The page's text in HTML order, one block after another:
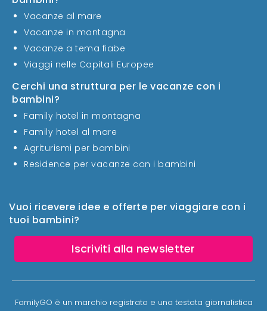
Vuoi ricevere idee e offerte per viaggiare con i
tuoi bambini?
Iscriviti alla newsletter
Vacanze al mare
Vacanze in montagna
Vacanze a tema fiabe
Viaggi nelle Capitali Europee
Cerchi una struttura per le vacanze con i
bambini?
Family hotel in montagna
Family hotel al mare
Agriturismi per bambini
Residence per vacanze con i bambini
FamilyGO è un marchio registrato e una testata giornalistica